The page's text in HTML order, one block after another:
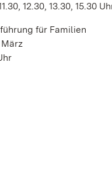
12.30, 13.30, 15.30
für Familien
März